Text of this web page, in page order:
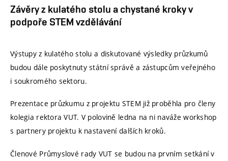
Závěry z kulatého stolu a chystané kroky v
podpoře STEM vzdělávání
Výstupy z kulatého stolu a diskutované výsledky průzkumů
budou dále poskytnuty státní správě a zástupcům veřejného
i soukromého sektoru.
Prezentace průzkumu z projektu STEM již proběhla pro členy
kolegia rektora VUT. V polovině ledna na ni naváže workshop
s partnery projektu k nastavení dalších kroků.
Členové Průmyslové rady VUT se budou na prvním setkání v